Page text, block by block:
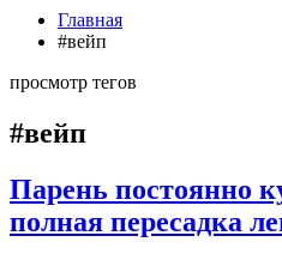
Главная
#вейп
просмотр тегов
#вейп
Парень постоянно
полная пересадка